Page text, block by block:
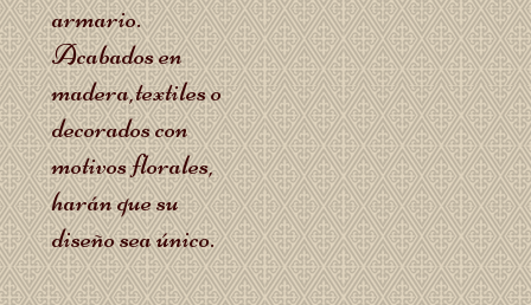
armario.
Acabados en
madera,textiles o
decorados con
motivos florales,
harán que su
diseño sea único.